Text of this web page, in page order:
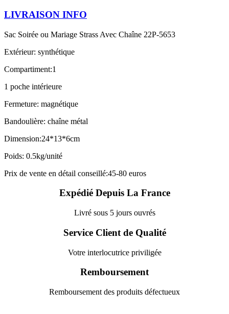
LIVRAISON INFO
Sac Soirée ou Mariage Strass Avec Chaîne 22P-5653
Extérieur: synthétique
Compartiment:1
1 poche intérieure
Fermeture: magnétique
Bandoulière: chaîne métal
Dimension:24*13*6cm
Poids: 0.5kg/unité
Prix de vente en détail conseillé:45-80 euros
Expédié Depuis La France
Livré sous 5 jours ouvrés
Service Client de Qualité
Votre interlocutrice priviligée
Remboursement
Remboursement des produits défectueux